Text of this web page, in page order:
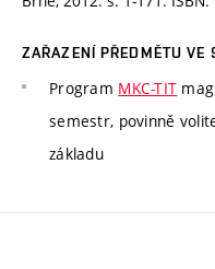
ZAŘAZENÍ PŘEDMĚTU VE
Program MKC-TIT
semestr, povinně
základu